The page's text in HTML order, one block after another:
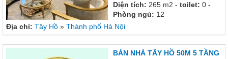
Diện tích: 265 m2 - toilet: 0 -
Phòng ngủ: 12
Địa chỉ: Tây Hồ » Thành phố Hà Nội
BÁN NHÀ TÂY HỒ 50M 5 TẦNG